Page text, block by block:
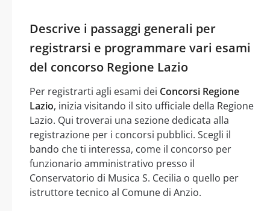
Descrive i passaggi generali per
registrarsi e programmare vari esami
del concorso Regione Lazio
Per registrarti agli esami dei Concorsi Regione
Lazio, inizia visitando il sito ufficiale della Regione
Lazio. Qui troverai una sezione dedicata alla
registrazione per i concorsi pubblici. Scegli il
bando che ti interessa, come il concorso per
funzionario amministrativo presso il
Conservatorio di Musica S. Cecilia o quello per
istruttore tecnico al Comune di Anzio.